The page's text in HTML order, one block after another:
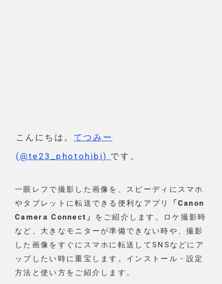
こんにちは。 てつみー
(@te23_photohibi) です。
一眼レフで撮影した画像を、スピーディにスマホ
やタブレットに転送できる便利なアプリ
「Canon
Camera Connect」
をご紹介します。ロケ撮影時
など、大きなモニターが準備できない時や、撮影
した画像をすぐにスマホに転送してSNSなどにア
ップしたい時に重宝します。インストール・設定
方法と使い方をご紹介します。